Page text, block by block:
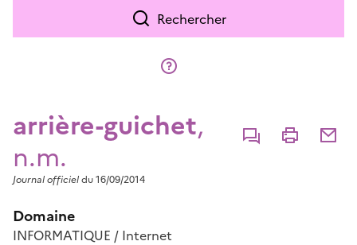
Rechercher
arrière-guichet,
n.m.
CommenterImprimer
Journal officieldu 16/09/2014
Domaine
INFORMATIQUE / Internet